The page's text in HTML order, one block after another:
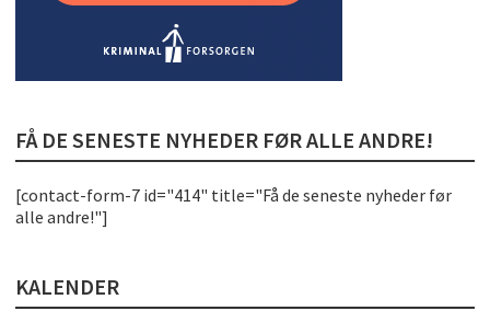
FÅ DE SENESTE NYHEDER FØR ALLE ANDRE!
[contact-form-7 id="414" title="Få de seneste nyheder før
alle andre!"]
KALENDER